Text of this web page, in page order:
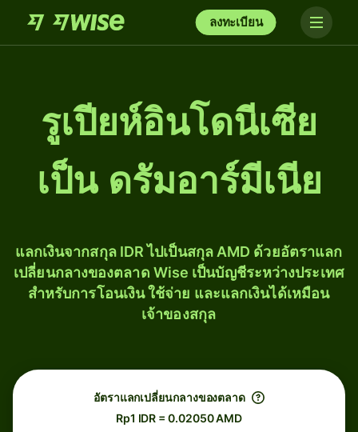
ลงทะเบียน
รูเปียห์อินโดนีเซีย
เป็น ดรัมอาร์มีเนีย
แลกเงินจากสกุล IDR ไปเป็นสกุล AMD ด้วยอัตราแลก
เปลี่ยนกลางของตลาด Wise เป็นบัญชีระหว่างประเทศ
สำหรับการโอนเงิน ใช้จ่าย และแลกเงินได้เหมือน
เจ้าของสกุล
อัตราแลกเปลี่ยนกลางของตลาด
Rp1 IDR = 0.02050 AMD